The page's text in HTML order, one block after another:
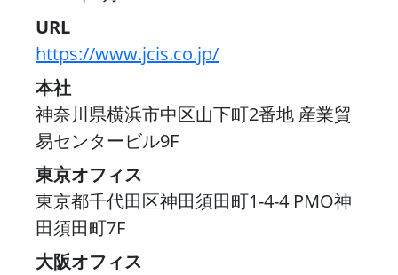
URL
https://www.jcis.co.jp/
本社
神奈川県横浜市中区山下町2番地 産業貿
易センタービル9F
東京オフィス
東京都千代田区神田須田町1-4-4 PMO神
田須田町7F
大阪オフィス